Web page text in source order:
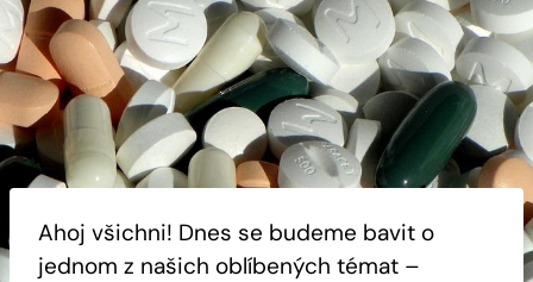
Ahoj všichni! Dnes se budeme bavit o
jednom z našich oblíbených témat –